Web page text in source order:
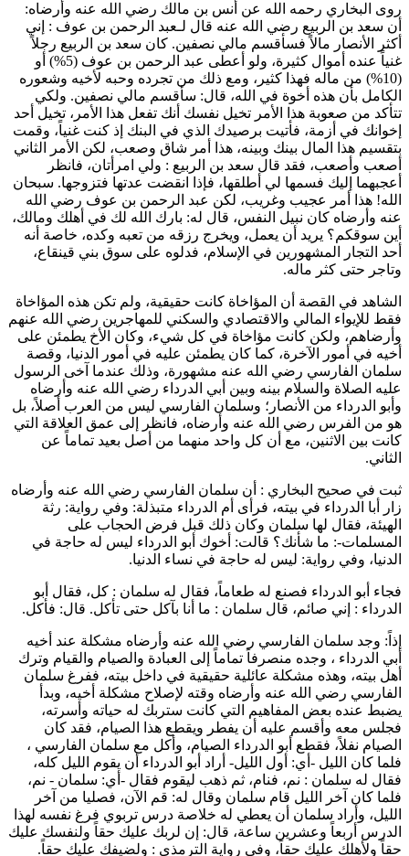
روى البخاري رحمه الله عن أنس بن مالك رضي الله عنه وأرضاه:
أن سعد بن الربيع رضي الله عنه قال لـعبد الرحمن بن عوف : إني
أكثر الأنصار مالاً فسأقسم مالي نصفين. كان سعد بن الربيع رجلاً
غنياً عنده أموال كثيرة، ولو أعطى عبد الرحمن بن عوف
(5%) أو
(10%) من ماله فهذا كثير، ومع ذلك من تجرده وحبه لأخيه وشعوره
الكامل بأن هذه أخوة في الله، قال: سأقسم مالي نصفين. ولكي
تتأكد من صعوبة هذا الأمر تخيل نفسك أنك تفعل هذا الأمر، تخيل أحد
إخوانك في أزمة، فأتيت برصيدك الذي في البنك إذ كنت غنياً، وقمت
بتقسيم هذا المال بينك وبينه، هذا أمر شاق وصعب، لكن الأمر الثاني
أصعب وأصعب، فقد قال سعد بن الربيع : ولي امرأتان، فانظر
أعجبهما إليك فسمها لي أطلقها، فإذا انقضت عدتها فتزوجها. سبحان
الله! هذا أمر عجيب وغريب، لكن عبد الرحمن بن عوف رضي الله
عنه وأرضاه كان نبيل النفس، قال له: بارك الله لك في أهلك ومالك،
أين سوقكم؟ يريد أن يعمل، ويخرج رزقه من تعبه وكده، خاصة أنه
أحد التجار المشهورين في الإسلام، فدلوه على سوق بني قينقاع،
وتاجر حتى كثر ماله.
الشاهد في القصة أن المؤاخاة كانت حقيقية، ولم تكن هذه المؤاخاة
فقط للإيواء المالي والاقتصادي والسكني للمهاجرين رضي الله عنهم
وأرضاهم، ولكن كانت مؤاخاة في كل شيء، وكان الأخ يطمئن على
أخيه في أمور الآخرة، كما كان يطمئن عليه في أمور الدنيا، وقصة
سلمان الفارسي رضي الله عنه مشهورة، وذلك عندما آخى الرسول
عليه الصلاة والسلام بينه وبين أبي الدرداء رضي الله عنه وأرضاه
و أبو الدرداء من الأنصار؛ وسلمان الفارسي ليس من العرب أصلاً، بل
هو من الفرس رضي الله عنه وأرضاه، فانظر إلى عمق العلاقة التي
كانت بين الاثنين، مع أن كل واحد منهما من أصل بعيد تماماً عن
الثاني.
ثبت في صحيح البخاري : أن سلمان الفارسي رضي الله عنه وأرضاه
زار
أبا الدرداء في بيته، فرأى أم الدرداء متبذلة: وفي رواية: رثة
الهيئة، فقال لها سلمان وكان ذلك قبل فرض الحجاب على
المسلمات-: ما شأنك؟ قالت: أخوك أبو الدرداء ليس له حاجة في
الدنيا، وفي رواية: ليس له حاجة في نساء الدنيا.
فجاء أبو الدرداء فصنع له طعاماً، فقال له سلمان : كل، فقال أبو
الدرداء : إني صائم، قال سلمان : ما أنا بآكل حتى تأكل. قال: فأكل.
إذاً: وجد سلمان الفارسي رضي الله عنه وأرضاه مشكلة عند أخيه
أبي الدرداء ، وجده منصرفاً تماماً إلى العبادة والصيام والقيام وترك
أهل بيته، وهذه مشكلة عائلية حقيقية في داخل بيته، ففرغ سلمان
الفارسي رضي الله عنه وأرضاه وقته لإصلاح مشكلة أخيه، وبدأ
يضبط عنده بعض المفاهيم التي كانت ستربك له حياته وأسرته،
فجلس معه وأقسم عليه أن يفطر ويقطع هذا الصيام، فقد كان
الصيام نفلاً، فقطع أبو الدرداء الصيام، وأكل مع سلمان الفارسي ،
فلما كان الليل -أي: أول الليل- أراد أبو الدرداء أن يقوم الليل كله،
فقال له سلمان : نم، فنام، ثم ذهب ليقوم فقال -أي: سلمان - نم،
فلما كان آخر الليل قام سلمان وقال له: قم الآن، فصليا من آخر
الليل، وأراد سلمان أن يعطي له خلاصة درس تربوي فرغ نفسه لهذا
الدرس أربعاً وعشرين ساعة، قال: إن لربك عليك حقاً ولنفسك عليك
حقاً ولأهلك عليك حقاً، وفي رواية الترمذي : ولضيفك عليك حقاً.